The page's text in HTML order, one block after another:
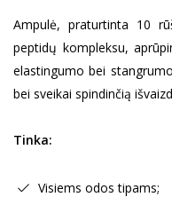
Ampulė, praturtinta 10
peptidų kompleksu,
elastingumo bei
bei sveikai spindinčią
Tinka:
Visiems odos tipams;